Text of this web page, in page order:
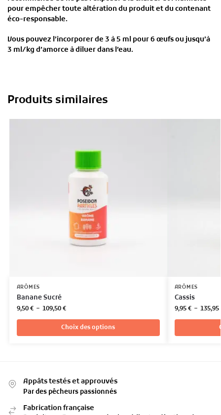
pour empêcher toute altération du produit et du contenant
éco-responsable.
Vous pouvez l’incorporer de 3 à 5 ml pour 6 œufs ou jusqu’à
3 ml/kg d’amorce à diluer dans l’eau.
Produits similaires
ARÔMES
Banane Sucré
9,50€ – 109,50€
Choix des options
ARÔMES
Cassis
9,95€ – 135,95
Appâts testés et approuvés
Par des pêcheurs passionnés
Fabrication française